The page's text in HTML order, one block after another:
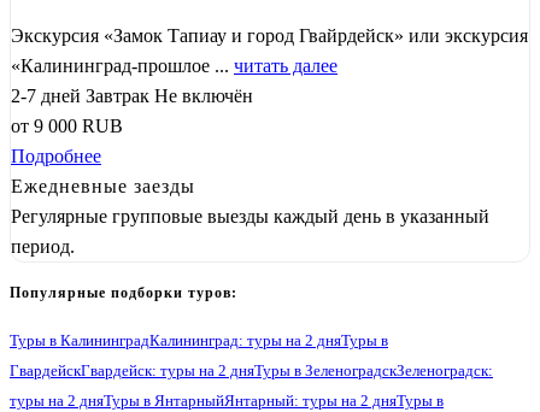
Экскурсия «Замок Тапиау и город Гвайрдейск» или экскурсия
«Калининград-прошлое ... читать далее
2-7 дней Завтрак Не включён
от 9 000 RUB
Подробнее
Ежедневные заезды
Регулярные групповые выезды каждый день в указанный
период.
Популярные подборки туров:
Туры в КалининградКалининград: туры на 2 дняТуры в
ГвардейскГвардейск: туры на 2 дняТуры в ЗеленоградскЗеленоградск:
туры на 2 дняТуры в ЯнтарныйЯнтарный: туры на 2 дняТуры в